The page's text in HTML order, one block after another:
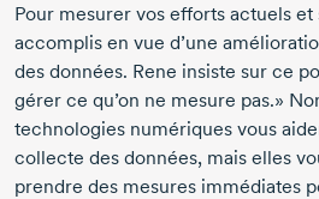
Pour mesurer vos efforts actuels
accomplis en vue d’une
des données. Rene insiste sur ce
gérer ce qu’on ne mesure pas.»
technologies numériques vous
collecte des données, mais elles
prendre des mesures immédiates